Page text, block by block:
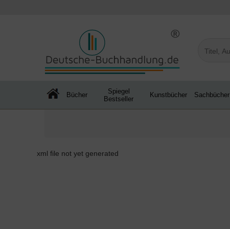
Bücher
Spiegel
Bestseller
Kunstbücher Sachbücher
xml file not yet generated